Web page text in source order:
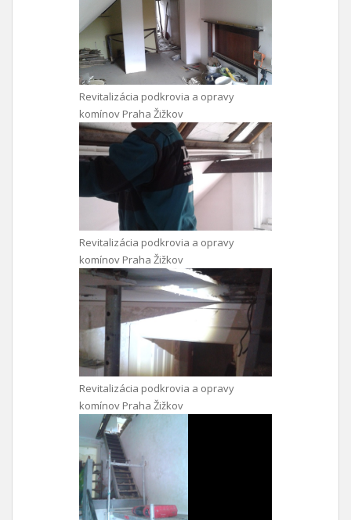
Revitalizácia podkrovia a opravy
komínov Praha Žižkov
Revitalizácia podkrovia a opravy
komínov Praha Žižkov
Revitalizácia podkrovia a opravy
komínov Praha Žižkov